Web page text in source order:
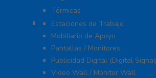
Térmicas
Monitores Pantallas Y
Estaciones de Trabajo
Mobiliario de Apoyo
Pantallas / Monitores
Publicidad Digital (Digital
Video Wall / Monitor Wall